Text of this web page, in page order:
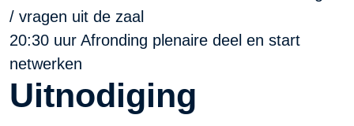
/ vragen uit de zaal
20:30 uur Afronding plenaire deel en start
netwerken
Uitnodiging